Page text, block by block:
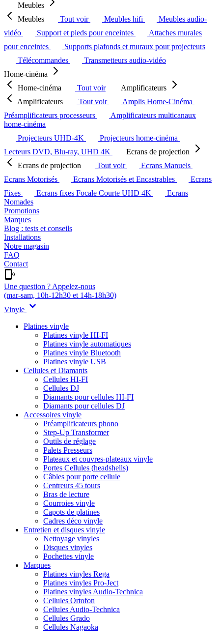
Meubles
Meubles
Tout voir Meubles hifi
Meubles audio-
vidéo
Support et pieds pour enceintes
Attaches murales
pour enceintes
Supports plafonds et muraux pour projecteurs
Télécommandes
Transmetteurs audio-vidéo
Home-cinéma
Home-cinéma
Tout voir
Amplificateurs
Amplificateurs
Tout voir
Amplis Home-Cinéma
Préamplificateurs processeurs
Amplificateurs multicanaux
home-cinéma
Projecteurs UHD-4K
Projecteurs home-cinéma
Lecteurs DVD, Blu-ray, UHD 4K
Ecrans de projection
Ecrans de projection
Tout voir
Ecrans Manuels
Ecrans Motorisés
Ecrans Motorisés et Encastrables
Ecrans
Fixes
Ecrans fixes Focale Courte UHD 4K
Ecrans
Nomades
Promotions
Marques
Blog : tests et conseils
Installations
Notre magasin
FAQ
Contact
Une question ? Appelez-nous
(mar-sam, 10h-12h30 et 14h-18h30)
Vinyle
Platines vinyle
Platines vinyle HI-FI
Platines vinyle automatiques
Platines vinyle Bluetooth
Platines vinyle USB
Cellules et Diamants
Cellules HI-FI
Cellules DJ
Diamants pour cellules HI-FI
Diamants pour cellules DJ
Accessoires vinyle
Préamplificateurs phono
Step-Up Transformer
Outils de réglage
Palets Presseurs
Plateaux et couvres-plateaux vinyle
Portes Cellules (headshells)
Câbles pour porte cellule
Centreurs 45 tours
Bras de lecture
Courroies vinyle
Capots de platines
Cadres déco vinyle
Entretien et disques vinyle
Nettoyage vinyles
Disques vinyles
Pochettes vinyle
Marques
Platines vinyles Rega
Platines vinyles Pro-Ject
Platines vinyles Audio-Technica
Cellules Ortofon
Cellules Audio-Technica
Cellules Grado
Cellules Nagaoka